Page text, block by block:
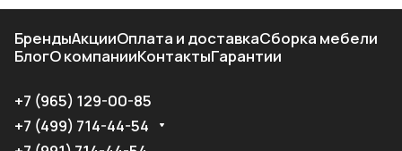
БрендыАкцииОплата и доставкаСборка мебели
БлогО компанииКонтактыГарантии
+7 (965) 129-00-85
+7 (499) 714-44-54